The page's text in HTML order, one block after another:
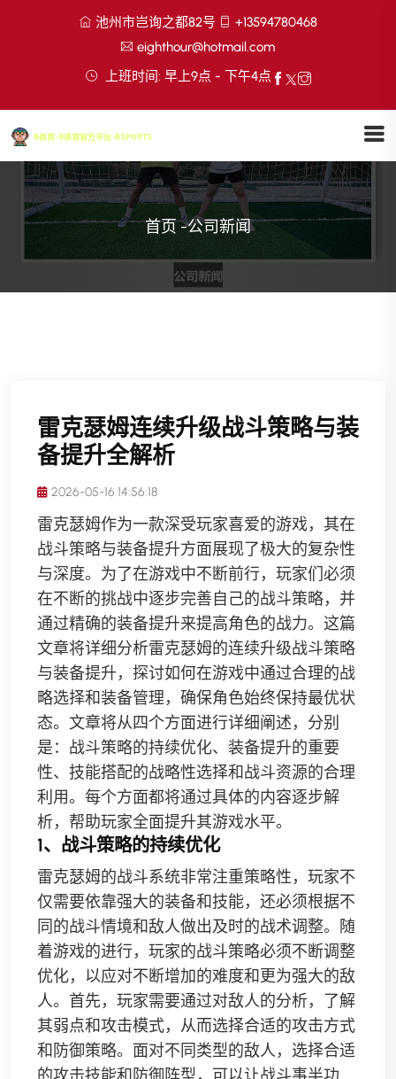
池州市岂询之都82号
+13594780468
eighthour@hotmail.com
上班时间: 早上9点 - 下午4点
首页-公司新闻
雷克瑟姆连续升级战斗策略与装
备提升全解析
2026-05-16 14:56:18
雷克瑟姆作为一款深受玩家喜爱的游戏，其在
战斗策略与装备提升方面展现了极大的复杂性
与深度。为了在游戏中不断前行，玩家们必须
在不断的挑战中逐步完善自己的战斗策略，并
通过精确的装备提升来提高角色的战力。这篇
文章将详细分析雷克瑟姆的连续升级战斗策略
与装备提升，探讨如何在游戏中通过合理的战
略选择和装备管理，确保角色始终保持最优状
态。文章将从四个方面进行详细阐述，分别
是：战斗策略的持续优化、装备提升的重要
性、技能搭配的战略性选择和战斗资源的合理
利用。每个方面都将通过具体的内容逐步解
析，帮助玩家全面提升其游戏水平。
1、战斗策略的持续优化
雷克瑟姆的战斗系统非常注重策略性，玩家不
仅需要依靠强大的装备和技能，还必须根据不
同的战斗情境和敌人做出及时的战术调整。随
着游戏的进行，玩家的战斗策略必须不断调整
优化，以应对不断增加的难度和更为强大的敌
人。首先，玩家需要通过对敌人的分析，了解
其弱点和攻击模式，从而选择合适的攻击方式
和防御策略。面对不同类型的敌人，选择合适